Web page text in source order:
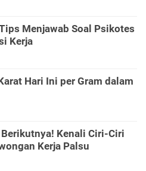
Menjawab Soal Psikotes
Kerja
Hari Ini per Gram dalam
Kenali Ciri-Ciri
Kerja Palsu